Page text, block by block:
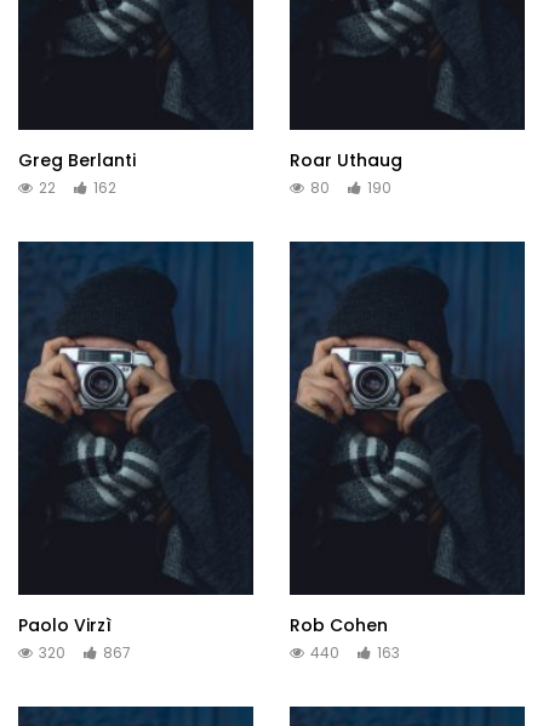
Greg Berlanti
22 162
Roar Uthaug
80 190
Paolo Virzì
320 867
Rob Cohen
440 163